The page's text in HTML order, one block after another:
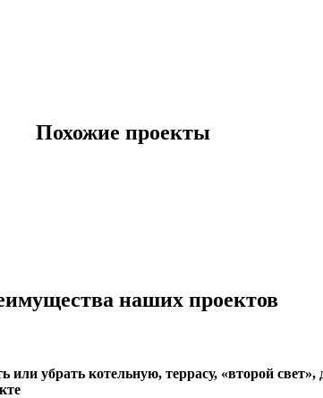
Похожие проекты
наших проектов
убрать котельную, террасу, «второй